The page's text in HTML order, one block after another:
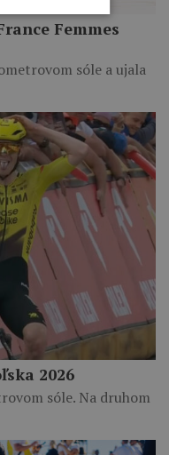
Femmes
sóle a ujala
2026
sóle. Na druhom